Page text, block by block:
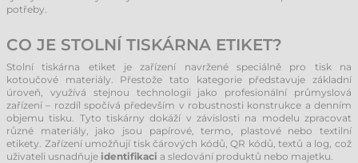
potřeby.
CO JE STOLNÍ TISKÁRNA ETIKET?
Stolní tiskárna etiket je zařízení navržené speciálně pro tisk na
kotoučové materiály. Přestože tato kategorie představuje základní
úroveň, využívá stejnou technologii jako profesionální průmyslová
zařízení – rozdíl spočívá především v robustnosti konstrukce a denním
objemu tisku. Tyto tiskárny dokáží v závislosti na modelu zpracovat
různé materiály, jako jsou papírové, termo, plastové nebo textilní
etikety. Zařízení umožňují tisk čárových kódů, QR kódů, textů a log, což
uživateli usnadňuje identifikaci a sledování produktů nebo majetku.